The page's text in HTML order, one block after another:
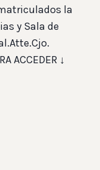
la
y Sala de
ACCEDER ↓